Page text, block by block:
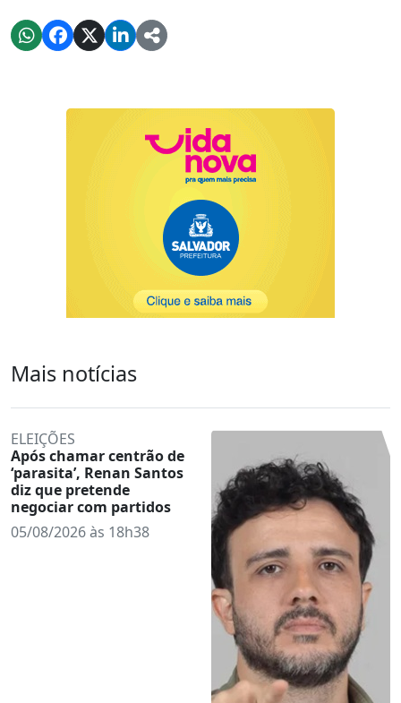
Mais notícias
ELEIÇÕES
Após chamar centrão de
‘parasita’, Renan Santos
diz que pretende
negociar com partidos
05/08/2026 às 18h38